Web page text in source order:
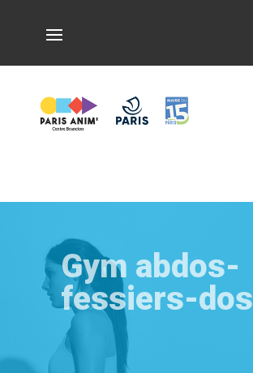
Gym abdos-
fessiers-dos